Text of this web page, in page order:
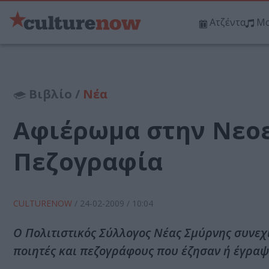
Ατζέντα
Βιβλίο / Νέα
Αφιέρωμα στην
Πεζογραφία
CULTURENOW / 24-02-2009 / 10:04
Ο Πολιτιστικός Σύλλογος Νέας Σμύρνης
ποιητές και πεζογράφους που έζησαν ή